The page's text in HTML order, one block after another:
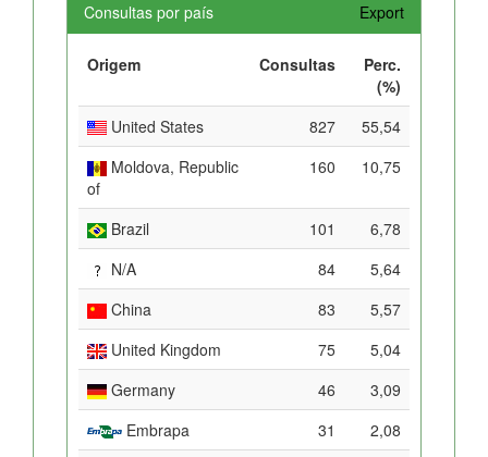
Consultas por país Export
Origem Consultas
Perc.
(%)
United States
827
55,54
Moldova, Republic
of
160 10,75
Brazil 101
6,78
N/A
84
5,64
China
83
5,57
United Kingdom
75
5,04
Germany
46
3,09
Embrapa
31
2,08